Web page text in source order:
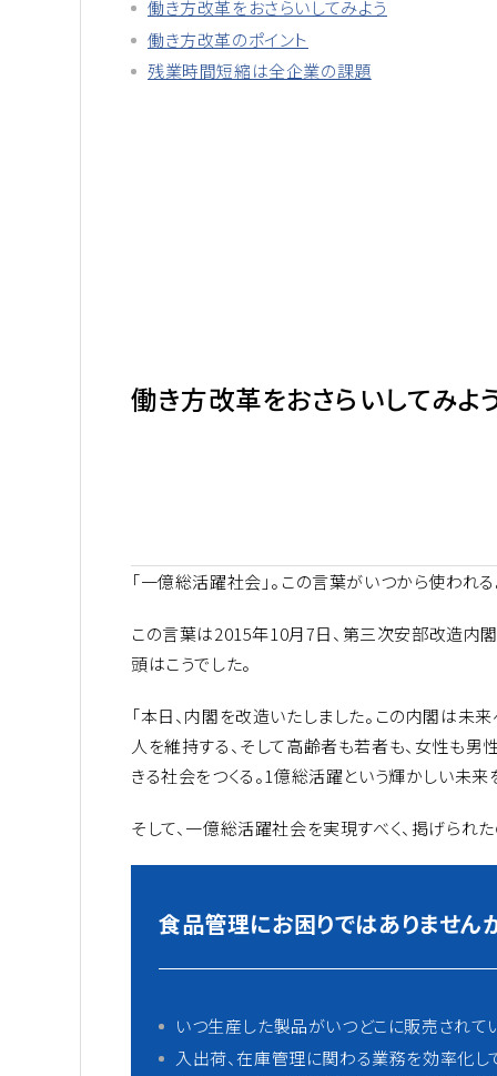
働き方改革をおさらいしてみよう
働き方改革のポイント
残業時間短縮は全企業の課題
働き方改革をおさらいしてみよ
「一億総活躍社会」。この言葉がいつから使われ
この言葉は2015年10月7日、第三次安部改造内
頭はこうでした。
「本日、内閣を改造いたしました。この内閣は
人を維持する、そして高齢者も若者も、女性も
きる社会をつくる。1億総活躍という輝かしい未
そして、一億総活躍社会を実現すべく、掲げられた
食品管理にお困りではありません
いつ生産した製品がいつどこに販売されて
入出荷、在庫管理に関わる業務を効率化し